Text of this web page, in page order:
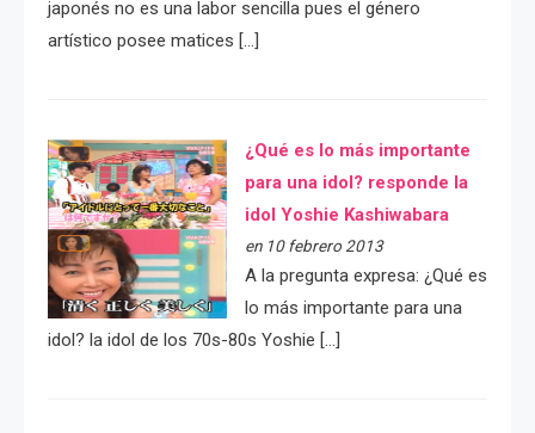
japonés no es una labor sencilla pues el género
artístico posee matices […]
¿Qué es lo más importante
para una idol? responde la
idol Yoshie Kashiwabara
en 10 febrero 2013
A la pregunta expresa: ¿Qué es
lo más importante para una
idol? la idol de los 70s-80s Yoshie […]